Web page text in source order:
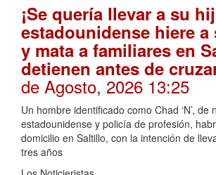
¡Se quería llevar a su
estadounidense hiere a
y mata a familiares en
detienen antes de
de Agosto, 2026 13:25
Un hombre identificado como Chad ‘N’, de
estadounidense y policía de profesión,
domicilio en Saltillo, con la intención de
tres años